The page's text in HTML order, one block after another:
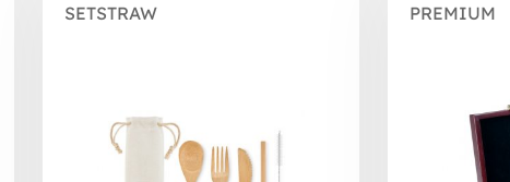
SETSTRAW PREMIUM